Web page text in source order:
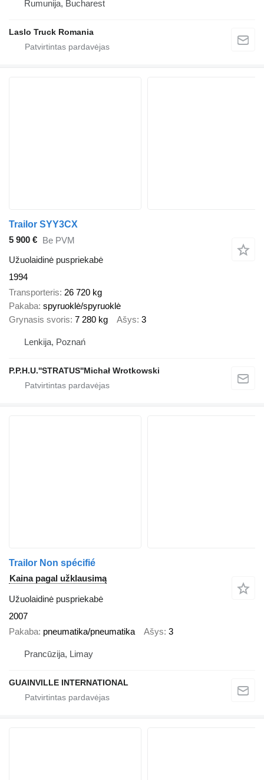
Rumunija, Bucharest
Laslo Truck Romania
Trailor SYY3CX
5 900 € Be PVM
Užuolaidinė puspriekabė
1994
Transporteris 26 720 kg
Pakaba spyruoklė/spyruoklė
Grynasis svoris 7 280 kg Ašys 3
Lenkija, Poznań
P.P.H.U.''STRATUS''Michał Wrotkowski
Trailor Non spécifié
Kaina pagal užklausimą
Užuolaidinė puspriekabė
2007
Pakaba pneumatika/pneumatika Ašys 3
Prancūzija, Limay
GUAINVILLE INTERNATIONAL